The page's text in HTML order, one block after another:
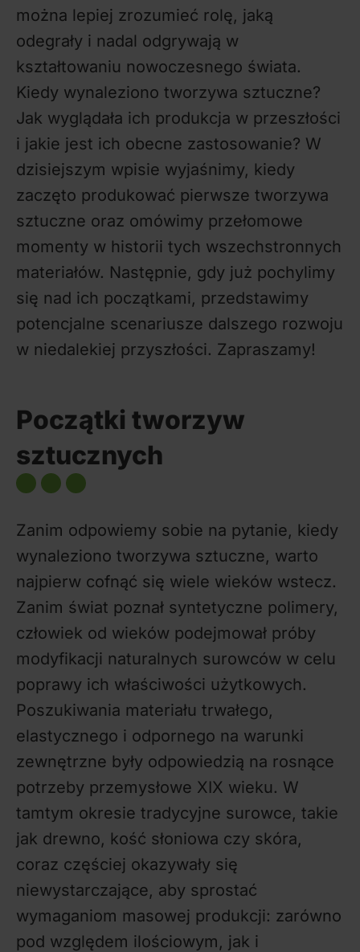
można lepiej zrozumieć rolę, jaką
odegrały i nadal odgrywają w
kształtowaniu nowoczesnego świata.
Kiedy wynaleziono tworzywa sztuczne?
Jak wyglądała ich produkcja w przeszłości
i jakie jest ich obecne zastosowanie? W
dzisiejszym wpisie wyjaśnimy, kiedy
zaczęto produkować pierwsze tworzywa
sztuczne oraz omówimy przełomowe
momenty w historii tych wszechstronnych
materiałów. Następnie, gdy już pochylimy
się nad ich początkami, przedstawimy
potencjalne scenariusze dalszego rozwoju
w niedalekiej przyszłości. Zapraszamy!
Początki tworzyw
sztucznych
Zanim odpowiemy sobie na pytanie, kiedy
wynaleziono tworzywa sztuczne, warto
najpierw cofnąć się wiele wieków wstecz.
Zanim świat poznał syntetyczne polimery,
człowiek od wieków podejmował próby
modyfikacji naturalnych surowców w celu
poprawy ich właściwości użytkowych.
Poszukiwania materiału trwałego,
elastycznego i odpornego na warunki
zewnętrzne były odpowiedzią na rosnące
potrzeby przemysłowe XIX wieku. W
tamtym okresie tradycyjne surowce, takie
jak drewno, kość słoniowa czy skóra,
coraz częściej okazywały się
niewystarczające, aby sprostać
wymaganiom masowej produkcji: zarówno
pod względem ilościowym, jak i